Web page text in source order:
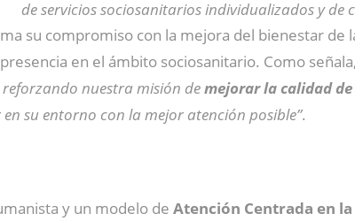
de servicios sociosanitarios individualizados y de
su compromiso con la mejora del bienestar de
en el ámbito sociosanitario. Como señala,
nuestra misión demejorar la calidad
su entorno con la mejor atención posible”.
y un modelo de Atención Centrada en